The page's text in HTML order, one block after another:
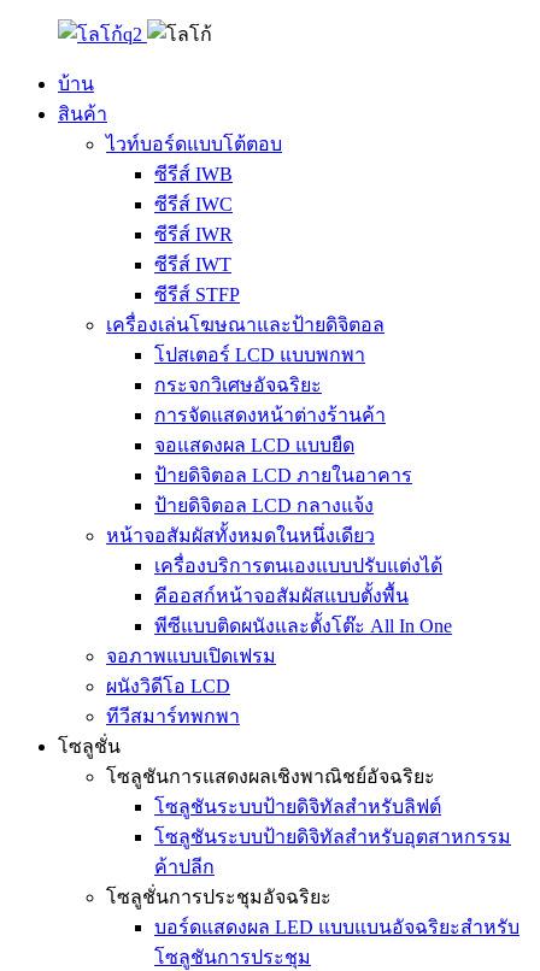
บ้าน
สินค้า
ไวท์บอร์ดแบบโต้ตอบ
ซีรีส์ IWB
ซีรีส์ IWC
ซีรีส์ IWR
ซีรีส์ IWT
ซีรีส์ STFP
เครื่องเล่นโฆษณาและป้ายดิจิตอล
โปสเตอร์ LCD แบบพกพา
กระจกวิเศษอัจฉริยะ
การจัดแสดงหน้าต่างร้านค้า
จอแสดงผล LCD แบบยืด
ป้ายดิจิตอล LCD ภายในอาคาร
ป้ายดิจิตอล LCD กลางแจ้ง
หน้าจอสัมผัสทั้งหมดในหนึ่งเดียว
เครื่องบริการตนเองแบบปรับแต่งได้
คีออสก์หน้าจอสัมผัสแบบตั้งพื้น
พีซีแบบติดผนังและตั้งโต๊ะ All In One
จอภาพแบบเปิดเฟรม
ผนังวิดีโอ LCD
ทีวีสมาร์ทพกพา
โซลูชั่น
โซลูชันการแสดงผลเชิงพาณิชย์อัจฉริยะ
โซลูชันระบบป้ายดิจิทัลสำหรับลิฟต์
โซลูชันระบบป้ายดิจิทัลสำหรับอุตสาหกรรม
ค้าปลีก
โซลูชั่นการประชุมอัจฉริยะ
บอร์ดแสดงผล LED แบบแบนอัจฉริยะสำหรับ
โซลูชันการประชุม